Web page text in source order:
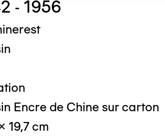
- 1956
Encre de Chine sur carton
19,7 cm